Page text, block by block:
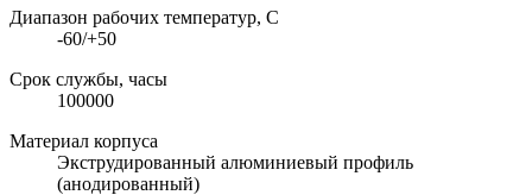
Диапазон рабочих температур, C
-60/+50
Срок службы, часы
100000
Материал корпуса
Экструдированный алюминиевый профиль
(анодированный)